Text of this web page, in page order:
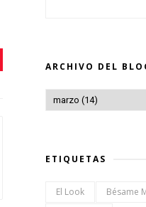
ARCHIVO DEL
ETIQUETAS
El Look Bésame